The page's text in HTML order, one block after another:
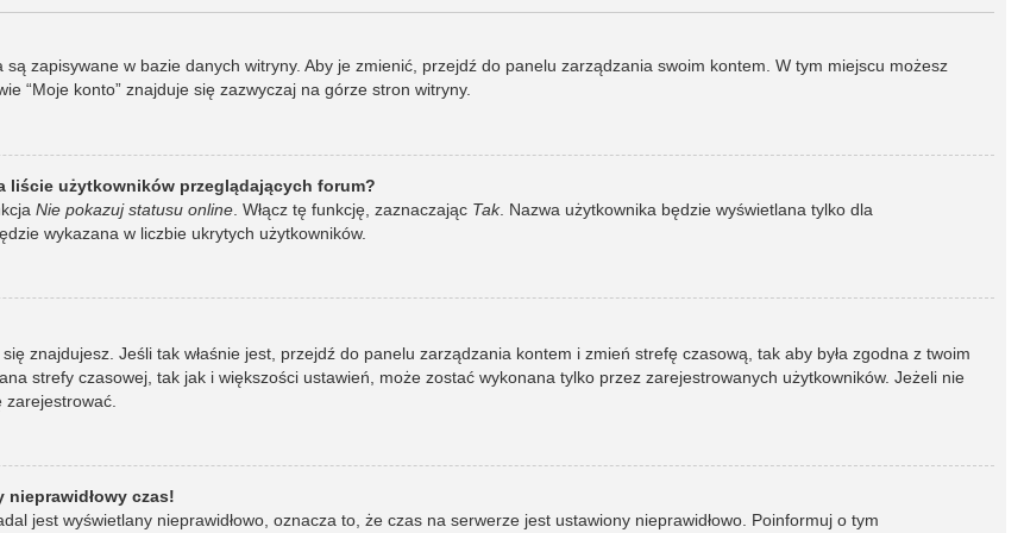
zapisywane w bazie danych witryny. Aby je zmienić, przejdź do panelu zarządzania swoim kontem. W tym miejscu możesz
“Moje konto” znajduje się zazwyczaj na górze stron witryny.
liście użytkowników przeglądających forum?
Nie pokazuj statusu online . Włącz tę funkcję, zaznaczając Tak. Nazwa użytkownika będzie wyświetlana tylko dla
wykazana w liczbie ukrytych użytkowników.
znajdujesz. Jeśli tak właśnie jest, przejdź do panelu zarządzania kontem i zmień strefę czasową, tak aby była zgodna z twoim
strefy czasowej, tak jak i większości ustawień, może zostać wykonana tylko przez zarejestrowanych użytkowników. Jeżeli nie
nieprawidłowy czas!
jest wyświetlany nieprawidłowo, oznacza to, że czas na serwerze jest ustawiony nieprawidłowo. Poinformuj o tym